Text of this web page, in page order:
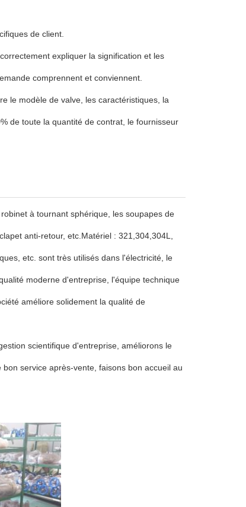
de client.
expliquer la signification et les
comprennent et conviennent.
le modèle de valve, les caractéristiques, la
de toute la quantité de contrat, le fournisseur
à tournant sphérique, les soupapes de
anti-retour, etc. Matériel : 321,304,304L,
etc. sont très utilisés dans l'électricité, le
moderne d'entreprise, l'équipe technique
améliore solidement la qualité de
scientifique d'entreprise, améliorons le
service après-vente, faisons bon accueil au